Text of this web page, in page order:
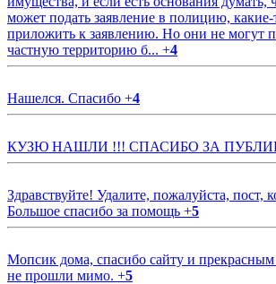
может подать заявление в полицию, какие-
приложить к заявлению. Но они не могут
частную территорию б... +4
Нашелся. Спасибо +4
КУЗЮ НАШЛИ !!! СПАСИБО ЗА
Здравствуйте! Удалите, пожалуйста, пост,
Большое спасибо за помощь +5
Мопсик дома, спасибо сайту и
не прошли мимо. +5